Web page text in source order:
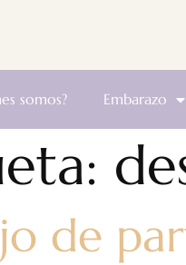
somos? Embarazo
de